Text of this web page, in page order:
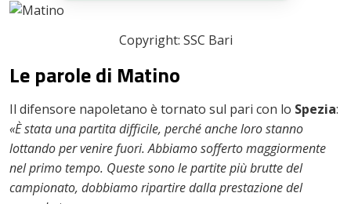
Copyright: SSC Bari
Le parole di Matino
Il difensore napoletano è tornato sul pari con lo Spezia:
«È stata una partita difficile, perché anche loro stanno
lottando per venire fuori. Abbiamo sofferto maggiormente
nel primo tempo. Queste sono le partite più brutte del
campionato, dobbiamo ripartire dalla prestazione del